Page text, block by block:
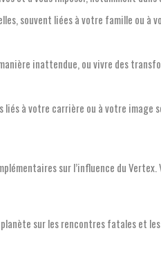
souvent liées à votre famille ou
inattendue, ou vivre des
à votre carrière ou à votre image
sur l’influence du Vertex.
sur les rencontres fatales et